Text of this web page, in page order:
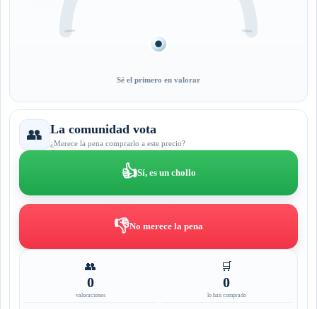
Sé el primero en valorar
👥 La comunidad vota
¿Merece la pena comprarlo a este precio?
👍Sí, es un chollo
👎No merece la pena
👥
0
valoraciones
🛒
0
lo han comprado